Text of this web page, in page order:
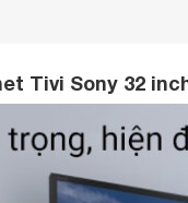
Tivi Sony 32